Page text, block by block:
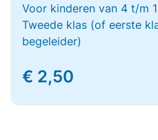
Voor kinderen van 4 t/m
Tweede klas (of eerste
begeleider)
€ 2,50